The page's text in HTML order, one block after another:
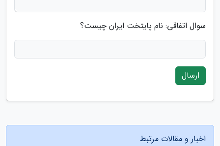
سوال اتفاقی: نام پایتخت ایران چیست؟
ارسال
اخبار و مقالات مرتبط